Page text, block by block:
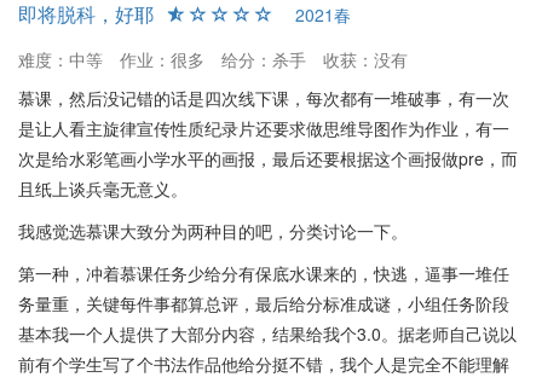
即将脱科，好耶
2021春
难度：中等
作业：很多 给分：杀手
收获：没有
慕课，然后没记错的话是四次线下课，每次都有一堆破事，有一次
是让人看主旋律宣传性质纪录片还要求做思维导图作为作业，有一
次是给水彩笔画小学水平的画报，最后还要根据这个画报做pre，而
且纸上谈兵毫无意义。
我感觉选慕课大致分为两种目的吧，分类讨论一下。
第一种，冲着慕课任务少给分有保底水课来的，快逃，逼事一堆任
务量重，关键每件事都算总评，最后给分标准成谜，小组任务阶段
基本我一个人提供了大部分内容，结果给我个3.0。据老师自己说以
前有个学生写了个书法作品他给分挺不错，我个人是完全不能理解